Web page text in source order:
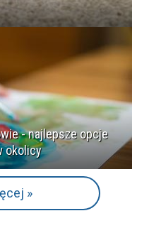
- najlepsze opcje
okolicy
»